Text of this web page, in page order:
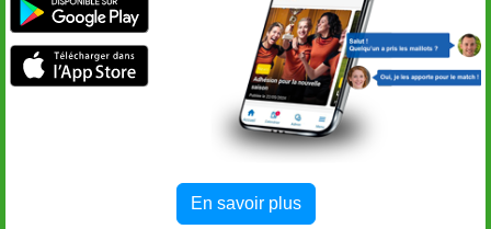
En savoir plus